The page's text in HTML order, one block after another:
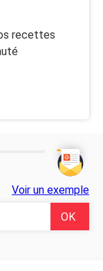
recettes
Voir un exemple